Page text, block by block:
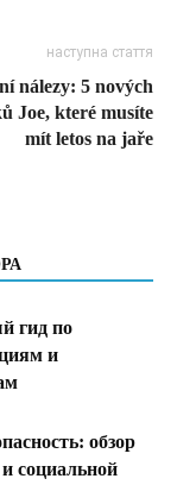
наступна стаття
nálezy: 5 nových
Joe, které musíte
mít letos na jaře
гид по
и
обзор
социальной